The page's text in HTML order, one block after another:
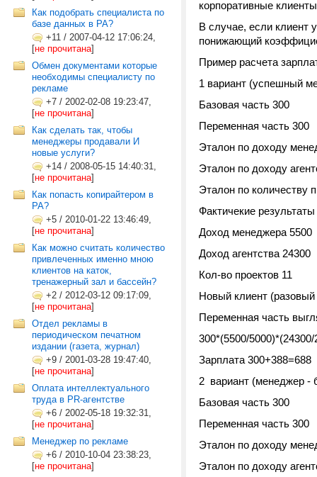
Как подобрать специалиста по
базе данных в РА?
+11 / 2007-04-12 17:06:24,
[не прочитана]
Обмен документами которые
необходимы специалисту по
рекламе
+7 / 2002-02-08 19:23:47,
[не прочитана]
Как сделать так, чтобы
менеджеры продавали И
новые услуги?
+14 / 2008-05-15 14:40:31,
[не прочитана]
Как попасть копирайтером в
РА?
+5 / 2010-01-22 13:46:49,
[не прочитана]
Как можно считать количество
привлеченных именно мною
клиентов на каток,
тренажерный зал и бассейн?
+2 / 2012-03-12 09:17:09,
[не прочитана]
Отдел рекламы в
периодическом печатном
издании (газета, журнал)
+9 / 2001-03-28 19:47:40,
[не прочитана]
Оплата интеллектуального
труда в PR-агентстве
+6 / 2002-05-18 19:32:31,
[не прочитана]
Менеджер по рекламе
+6 / 2010-10-04 23:38:23,
[не прочитана]
корпоративные
В случае, если клиент
понижающий
Пример расчета
1 вариант (успешный
Базовая часть 300
Переменная часть 300
Эталон по доходу
Эталон по доходу
Эталон по количеству
Фактичекие результаты
Доход менеджера 5500
Доход агентства 24300
Кол-во проектов 11
Новый клиент (разовый
Переменная часть
300*(5500/
Зарплата 300+388=688
2 вариант (менеджер -
Базовая часть 300
Переменная часть 300
Эталон по доходу
Эталон по доходу